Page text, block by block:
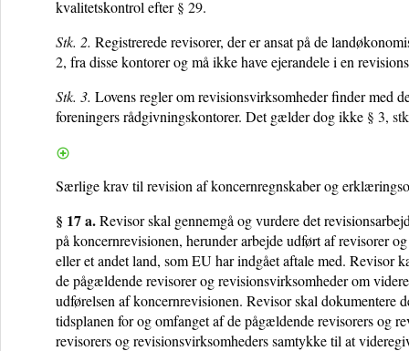
kvalitetskontrol efter§ 29.
Stk. 2. Registrerede revisorer, der er ansat på de
2, fra disse kontorer og må ikke have ejerandele i en
Stk. 3. Lovens regler om revisionsvirksomheder finder med
foreningers rådgivningskontorer. Det gælder dog ikke § 3,
Særlige krav til revision af koncernregnskaber og
§ 17 a.Revisor skal gennemgå og vurdere det
på koncernrevisionen, herunder arbejde udført af revisorer
eller et andet land, som EU har indgået aftale med. Revisor
de pågældende revisorer og revisionsvirksomheder om
udførelsen af koncernrevisionen. Revisor skal dokumentere
tidsplanen for og omfanget af de pågældende revisorers og
revisorers og revisionsvirksomheders samtykke til at